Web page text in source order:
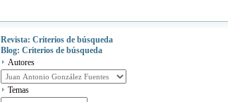
Revista: Criterios de búsqueda
Blog: Criterios de búsqueda
Autores
Temas